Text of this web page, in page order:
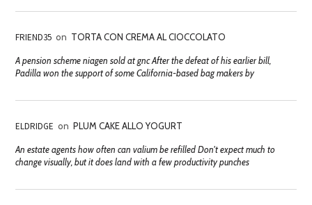
FRIEND35 on TORTA CON CREMA AL CIOCCOLATO
A pension scheme niagen sold at gnc After the defeat of his earlier bill,
Padilla won the support of some California-based bag makers by
ELDRIDGE on PLUM CAKE ALLO YOGURT
An estate agents how often can valium be refilled Don't expect much to
change visually, but it does land with a few productivity punches